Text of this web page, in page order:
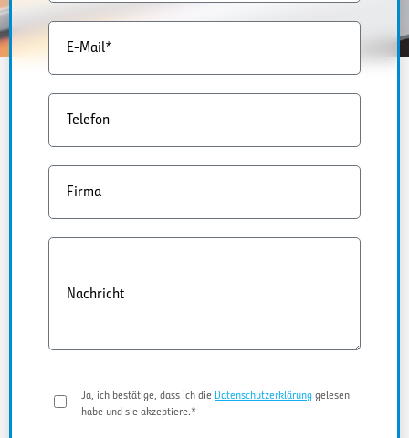
E-Mail*
Telefon
Firma
Nachricht
Ja, ich bestätige, dass ich die Datenschutzerklärung gelesen
habe und sie akzeptiere.*